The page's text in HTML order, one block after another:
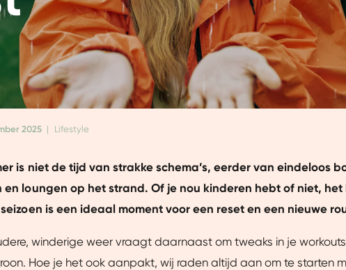
2025 | Lifestyle
is niet de tijd van strakke schema’s, eerder van eindeloos
en loungen op het strand. Of je nou kinderen hebt of niet,
is een ideaal moment voor een reset en een nieuwe
winderige weer vraagt daarnaast om tweaks in je
Hoe je het ook aanpakt, wij raden altijd aan om te starten